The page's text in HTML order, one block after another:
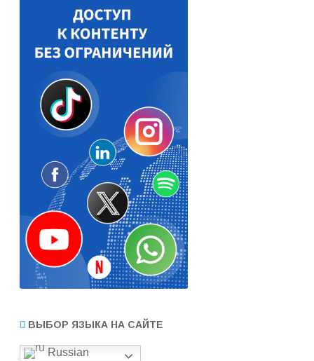
ВЫБОР ЯЗЫКА НА САЙТЕ
Russian